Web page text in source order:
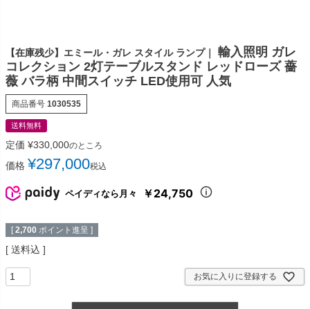
【在庫残少】エミール・ガレ スタイル ランプ｜
輸入照明 ガレ
コレクション 2灯テーブルスタンド レッドローズ 薔
薇 バラ柄 中間スイッチ LED使用可 人気
商品番号 1030535
送料無料
定価 ¥330,000のところ
価格 ¥297,000税込
ペイディなら月々 ￥24,750
[ 2,700 ポイント進呈 ]
送料込
お気に入りに登録する